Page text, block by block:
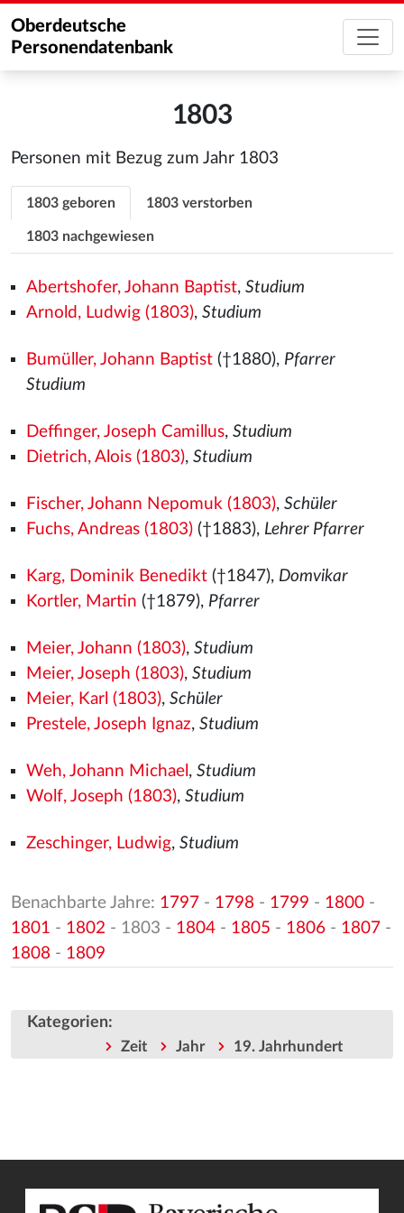
Oberdeutsche
Personendatenbank
1803
Personen mit Bezug zum Jahr 1803
1803 geboren 1803 verstorben
1803 nachgewiesen
Abertshofer, Johann Baptist, Studium
Arnold, Ludwig (1803), Studium
Bumüller, Johann Baptist(†1880), Pfarrer
Studium
Deffinger, Joseph Camillus, Studium
Dietrich, Alois (1803), Studium
Fischer, Johann Nepomuk (1803), Schüler
Fuchs, Andreas (1803)(†1883), Lehrer Pfarrer
Karg, Dominik Benedikt(†1847), Domvikar
Kortler, Martin (†1879), Pfarrer
Meier, Johann (1803), Studium
Meier, Joseph (1803), Studium
Meier, Karl (1803), Schüler
Prestele, Joseph Ignaz, Studium
Weh, Johann Michael , Studium
Wolf, Joseph (1803), Studium
Zeschinger, Ludwig, Studium
Benachbarte Jahre: 1797 - 1798 - 1799 - 1800 -
1801 - 1802 - 1803 - 1804 - 1805 - 1806 - 1807 -
1808 - 1809
Kategorien:
Zeit Jahr 19. Jahrhundert